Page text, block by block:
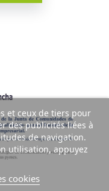
et ceux de tiers pour
des publicités liées à
de navigation.
utilisation, appuyez
cookies